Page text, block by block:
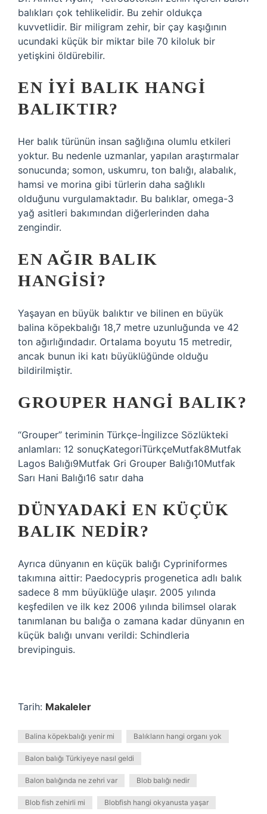
balıkları çok tehlikelidir. Bu zehir oldukça
kuvvetlidir. Bir miligram zehir, bir çay kaşığının
ucundaki küçük bir miktar bile 70 kiloluk bir
yetişkini öldürebilir.
EN IYI BALIK HANGI
BALIKTIR?
Her balık türünün insan sağlığına olumlu etkileri
yoktur. Bu nedenle uzmanlar, yapılan araştırmalar
sonucunda; somon, uskumru, ton balığı, alabalık,
hamsi ve morina gibi türlerin daha sağlıklı
olduğunu vurgulamaktadır. Bu balıklar, omega-3
yağ asitleri bakımından diğerlerinden daha
zengindir.
EN AĞIR BALIK
HANGISI?
Yaşayan en büyük balıktır ve bilinen en büyük
balina köpekbalığı 18,7 metre uzunluğunda ve 42
ton ağırlığındadır. Ortalama boyutu 15 metredir,
ancak bunun iki katı büyüklüğünde olduğu
bildirilmiştir.
GROUPER HANGI BALIK?
“Grouper” teriminin Türkçe-İngilizce Sözlükteki
anlamları: 12 sonuçKategoriTürkçeMutfak8Mutfak
Lagos Balığı9Mutfak Gri Grouper Balığı10Mutfak
Sarı Hani Balığı16 satır daha
DÜNYADAKI EN KÜÇÜK
BALIK NEDIR?
Ayrıca dünyanın en küçük balığı Cypriniformes
takımına aittir: Paedocypris progenetica adlı balık
sadece 8 mm büyüklüğe ulaşır. 2005 yılında
keşfedilen ve ilk kez 2006 yılında bilimsel olarak
tanımlanan bu balığa o zamana kadar dünyanın en
küçük balığı unvanı verildi: Schindleria
brevipinguis.
Tarih: Makaleler
Balina köpekbalığı yenir mi Balıkların hangi organı yok
Balon balığı Türkiyeye nasıl geldi
Balon balığında ne zehri var Blob balığı nedir
Blob fish zehirli mi Blobfish hangi okyanusta yaşar